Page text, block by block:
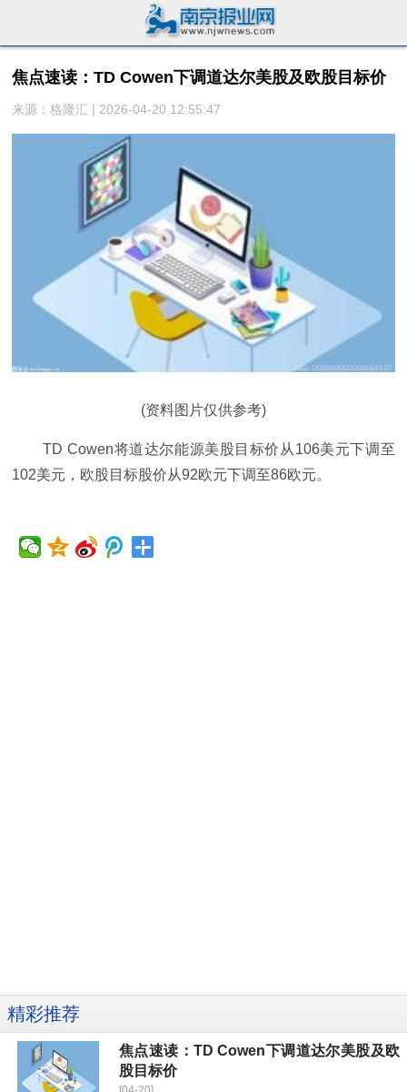
焦点速读：TD Cowen下调道达尔美股及欧股目标价
来源：格隆汇 | 2026-04-20 12:55:47
(资料图片仅供参考)
TD Cowen将道达尔能源美股目标价从106美元下调至
102美元，欧股目标股价从92欧元下调至86欧元。
精彩推荐
焦点速读：TD Cowen下调道达尔美股及欧
股目标价